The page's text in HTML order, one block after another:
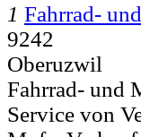
1 Fahrrad-
9242
Oberuzwil
Fahrrad- und
Service von